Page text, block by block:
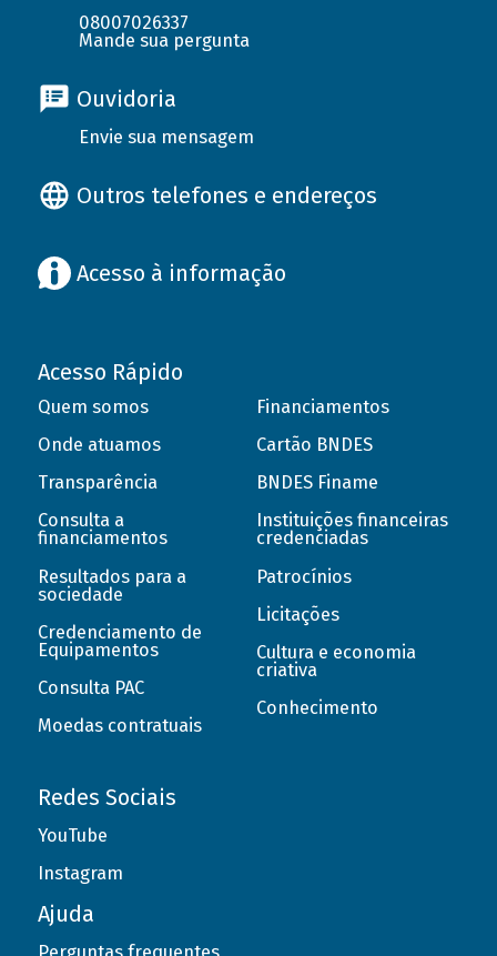
08007026337
Mande sua pergunta
Ouvidoria
Envie sua mensagem
Outros telefones e endereços
Acesso à informação
Acesso Rápido
Quem somos
Onde atuamos
Transparência
Consulta a
financiamentos
Resultados para a
sociedade
Credenciamento de
Equipamentos
Consulta PAC
Moedas contratuais
Financiamentos
Cartão BNDES
BNDES Finame
Instituições financeiras
credenciadas
Patrocínios
Licitações
Cultura e economia
criativa
Conhecimento
Redes Sociais
YouTube
Instagram
Ajuda
Perguntas frequentes